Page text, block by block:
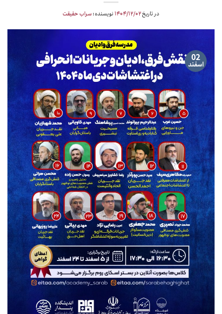
در تاریخ۱۴۰۴/۱۲/۰۲ نویسنده:سراب حقیقت
02
اسفند